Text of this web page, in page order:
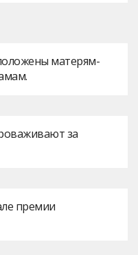
матерям-
за
премии